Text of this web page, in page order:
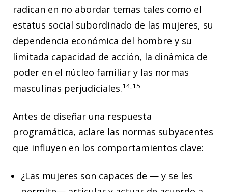
radican en no abordar temas tales como el
estatus social subordinado de las mujeres, su
dependencia económica del hombre y su
limitada capacidad de acción, la dinámica de
poder en el núcleo familiar y las normas
masculinas perjudiciales.14,15
Antes de diseñar una respuesta
programática, aclare las normas subyacentes
que influyen en los comportamientos clave:
¿Las mujeres son capaces de — y se les